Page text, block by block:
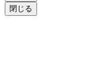
閉じる